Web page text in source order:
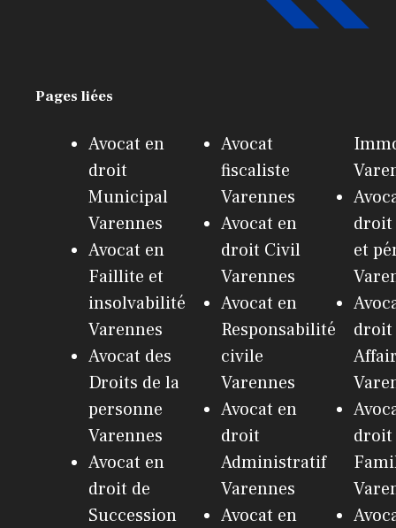
Pages liées
Avocat en
droit
Municipal
Varennes
Avocat en
Faillite et
insolvabilité
Varennes
Avocat des
Droits de la
personne
Varennes
Avocat en
droit de
Succession
Avocat
fiscaliste
Varennes
Avocat en
droit Civil
Varennes
Avocat en
Responsabilité
civile
Varennes
Avocat en
droit
Administratif
Varennes
Avocat en
et
droit
droit